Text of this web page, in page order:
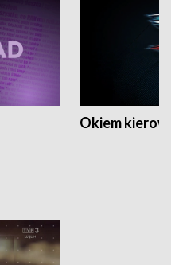
Okiem